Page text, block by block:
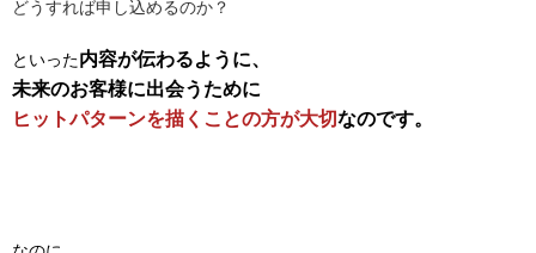
どうすれば申し込めるのか？
といった内容が伝わるように、
未来のお客様に出会うために
ヒットパターンを描く ことの方が大切なのです。